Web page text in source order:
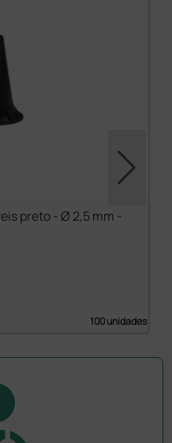
preto - Ø 2,5 mm -
100 unidades